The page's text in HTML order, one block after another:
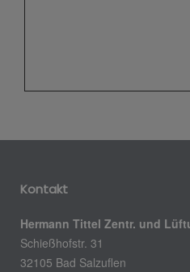
Kontakt
Hermann Tittel Zentr. und
Schießhofstr. 31
32105 Bad Salzuflen